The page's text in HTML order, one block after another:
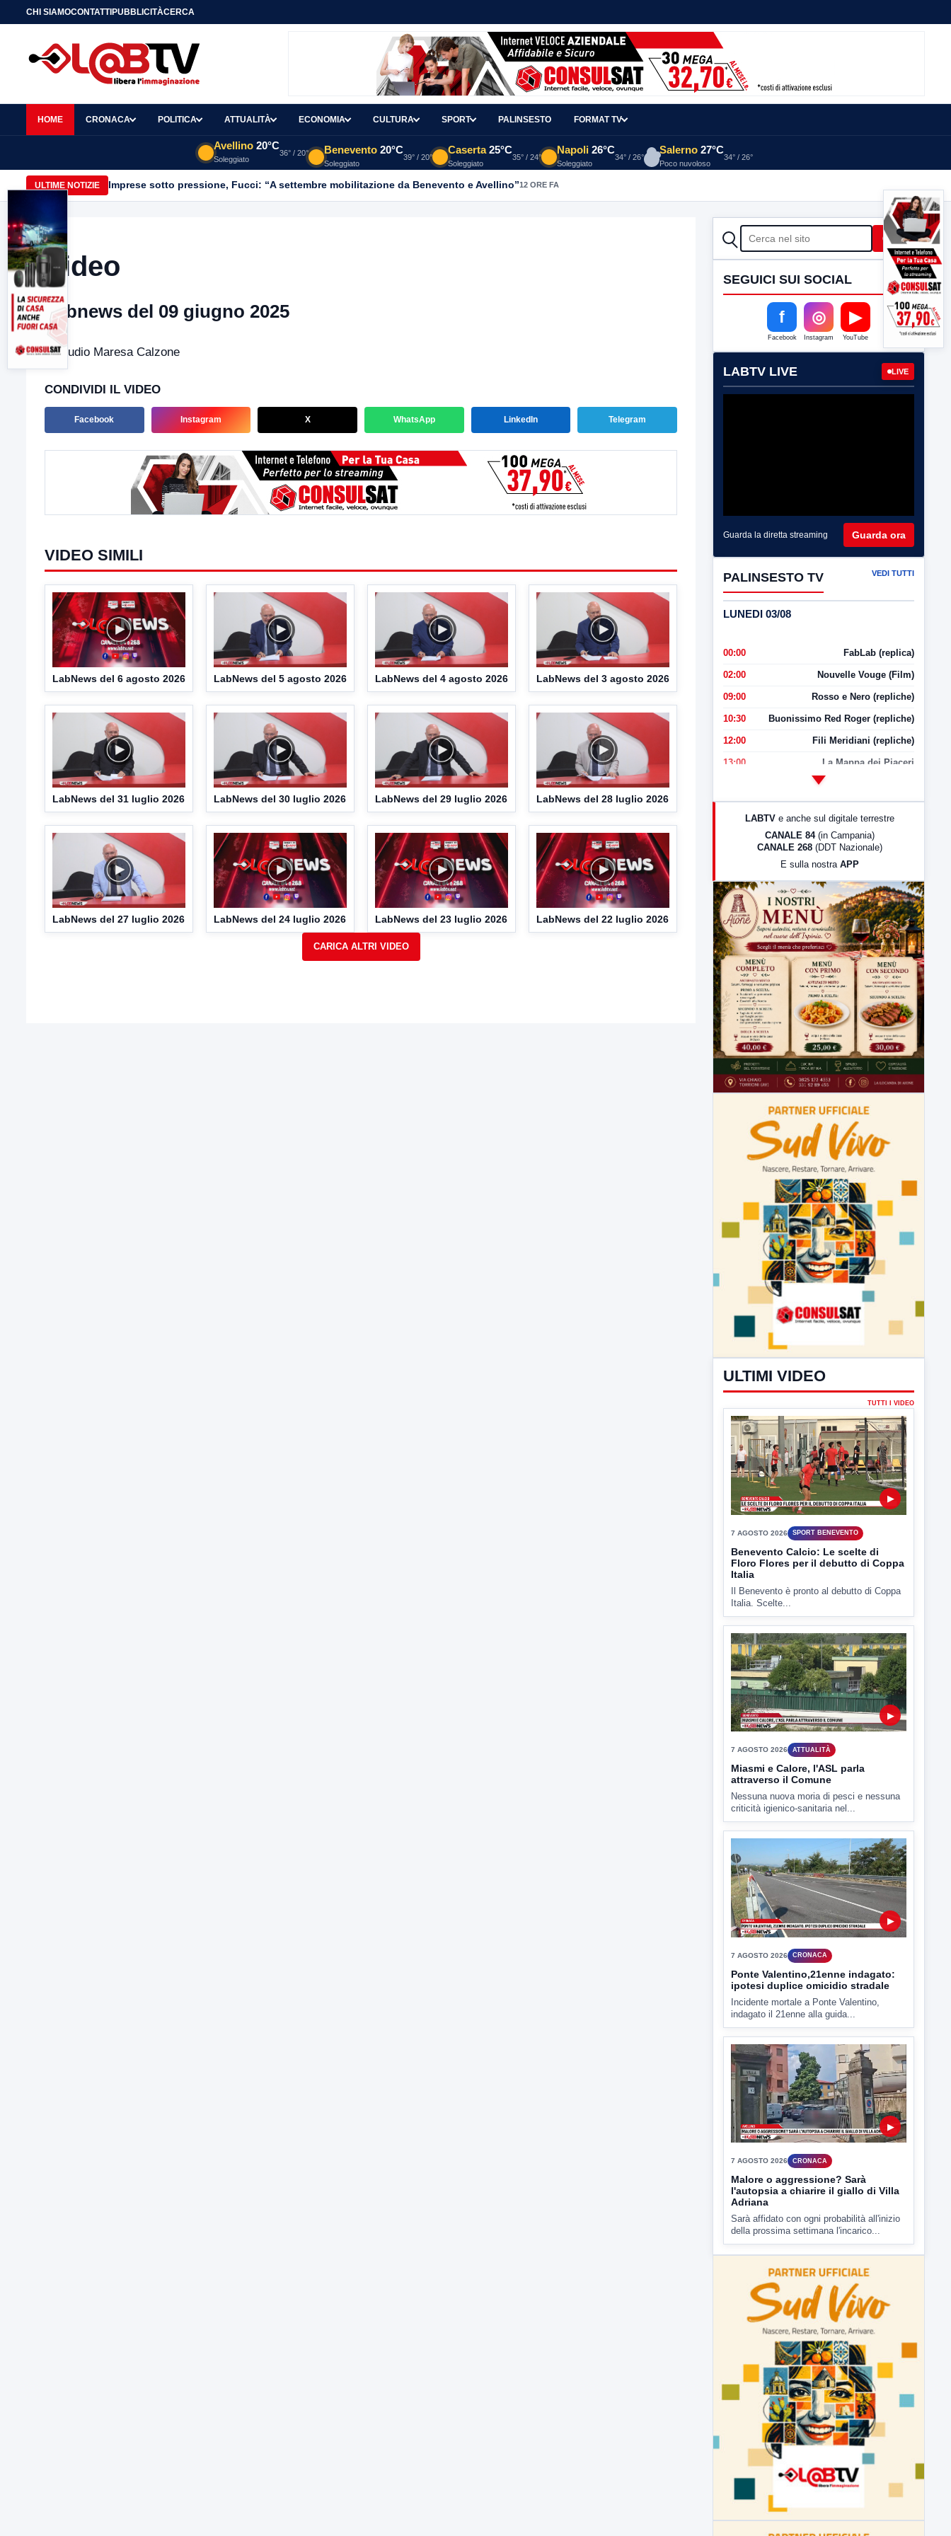
CHI SIAMOCONTATTIPUBBLICITÀCERCA
HOME CRONACA POLITICA ATTUALITÀ ECONOMIA CULTURA SPORT PALINSESTO FORMAT TV
Avellino 20°C
Soleggiato
36° / 20° Benevento 20°C
Soleggiato
39° / 20°
Caserta 25°C
Soleggiato
35° / 24°
Napoli 26°C
Soleggiato
34° / 26°
Salerno 27°C
Poco nuvoloso
34° / 26°
ULTIME NOTIZIE Imprese sotto pressione, Fucci: “A settembre mobilitazione da Benevento e Avellino”12 ORE FA
Video
Labnews del 09 giugno 2025
In studio Maresa Calzone
CONDIVIDI IL VIDEO
Facebook Instagram X WhatsApp LinkedIn Telegram
VIDEO SIMILI
LabNews del 6 agosto 2026 LabNews del 5 agosto 2026 LabNews del 4 agosto 2026 LabNews del 3 agosto 2026
LabNews del 31 luglio 2026 LabNews del 30 luglio 2026 LabNews del 29 luglio 2026 LabNews del 28 luglio 2026
LabNews del 27 luglio 2026 LabNews del 24 luglio 2026 LabNews del 23 luglio 2026 LabNews del 22 luglio 2026
CERCA Cerca
SEGUICI SUI SOCIAL
f
Facebook
◎
Instagram
▶
YouTube
LABTV LIVE LIVE
Guarda la diretta streaming Guarda ora
PALINSESTO TV VEDI TUTTI
LUNEDI 03/08
00:00 FabLab (replica)
02:00 Nouvelle Vouge (Film)
09:00 Rosso e Nero (repliche)
10:30 Buonissimo Red Roger (repliche)
12:00 Fili Meridiani (repliche)
13:00 La Mappa dei Piaceri
LabNews (Diretta)
23:00 LabNews (replica)
LABTV e anche sul digitale terrestre
CANALE 84 (in Campania)
CANALE 268 (DDT Nazionale)
E sulla nostra APP
ULTIMI VIDEO
TUTTI I VIDEO
▶
7 AGOSTO 2026 SPORT BENEVENTO
Benevento Calcio: Le scelte di
Floro Flores per il debutto di Coppa
Italia
Il Benevento è pronto al debutto di Coppa
Italia. Scelte...
▶
7 AGOSTO 2026 ATTUALITÀ
Miasmi e Calore, l'ASL parla
attraverso il Comune
Nessuna nuova moria di pesci e nessuna
criticità igienico-sanitaria nel...
▶
7 AGOSTO 2026 CRONACA
Ponte Valentino,21enne indagato:
ipotesi duplice omicidio stradale
Incidente mortale a Ponte Valentino,
indagato il 21enne alla guida...
▶
7 AGOSTO 2026 CRONACA
Malore o aggressione? Sarà
l'autopsia a chiarire il giallo di Villa
Adriana
Sarà affidato con ogni probabilità all'inizio
della prossima settimana l'incarico...